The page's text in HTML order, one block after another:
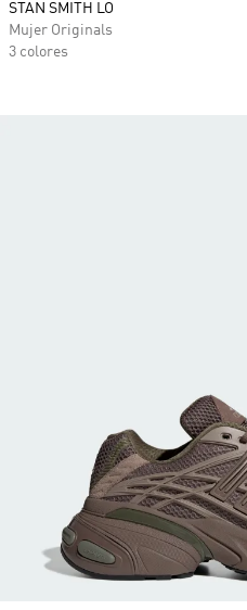
STAN SMITH LO
Mujer Originals
3 colores